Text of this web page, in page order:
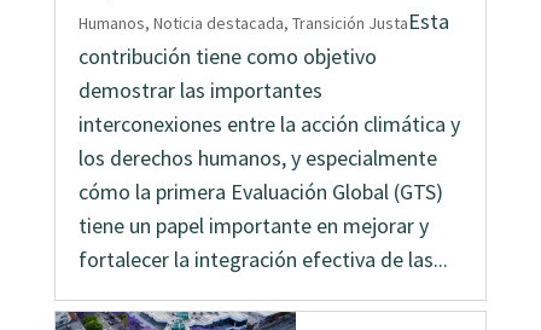
Humanos, Noticia destacada, Transición JustaEsta
contribución tiene como objetivo
demostrar las importantes
interconexiones entre la acción climática y
los derechos humanos, y especialmente
cómo la primera Evaluación Global (GTS)
tiene un papel importante en mejorar y
fortalecer la integración efectiva de las...